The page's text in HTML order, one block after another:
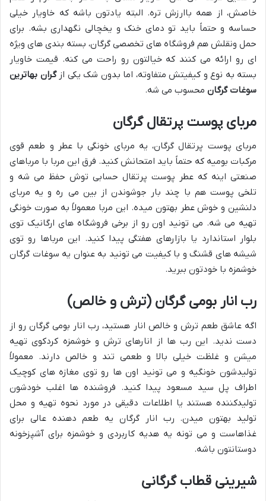
خاصش، از همه باارزش تره. البته یادتون باشه که خاویار خیلی
حساسه و حتماً باید تو دمای خنک و یخچالی نگهداری بشه. برای
حمل ونقلش هم فروشگاه های تخصصی گرگان، بسته بندی های ویژه
ای رو ارائه می کنند که خیالتون رو راحت می کنه. قیمت خاویار
بسته به نوع و کیفیتش متفاوته، اما بدون شک یکی ازگران بهاترین
سوغات گرگان محسوب می شه.
مربای پوست پرتقال گرگان
مربای پوست پرتقال گرگان، یه مربای خونگی با عطر و طعم قوی
مرکبات بومیه که حتماً باید امتحانش کنید. فرق این مربا با مرباهای
صنعتی اینه که عطر پوست پرتقال حسابی توش حفظ می شه و
تلخی پوست هم با چند بار جوشوندن از بین می ره و یه مربای
دلنشین و خوش عطر بهتون میده. این مربا معمولاً به صورت خونگی
تهیه می شه. می تونید اون رو از برخی فروشگاه های ارگانیک توی
بلوار استاندارد یا بازارهای هفتگی پیدا کنید. این مرباها رو توی
شیشه های قشنگ و با کیفیت می تونید به عنوان یه سوغات گرگان
خوشمزه با خودتون ببرید.
رب انار بومی گرگان (ترش و خالص)
اگه عاشق طعم ترش و خالص انار هستید، رب انار بومی گرگان رو از
دست ندید. این رب ها از انارهای ترش و خوشمزه کردکوی تهیه
میشن و غلظت خیلی بالا و طعمی تند و خالص دارند. معمولاً
تولیدشون خونگیه و می تونید اون ها رو توی مغازه های کوچیک
اطراف پل سید مسعود پیدا کنید. فروشنده ها اغلب خودشون
تولیدکننده هستند یا اطلاعات دقیقی در مورد نحوه تهیه و محل
تولید بهتون میدن. رب انار گرگان یه طعم دهنده عالی برای
غذاهاست و می تونه یه هدیه کاربردی و خوشمزه برای آشپزخونه
دوستانتون باشه.
شیرینی قطاب گرگانی